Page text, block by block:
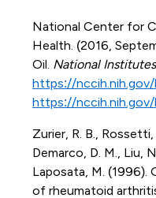
National Center for
Health. (2016,
Oil. National
https://
https://
Zurier, R. B., Rossetti,
Demarco, D. M., Liu,
Laposata, M. (1996).
of rheumatoid